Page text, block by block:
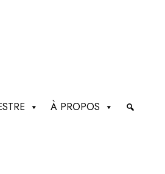
À PROPOS